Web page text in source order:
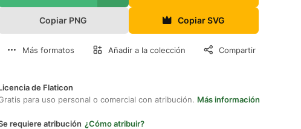
Copiar PNG Copiar SVG
Más formatos Añadir a la colección Compartir
de Flaticon
para uso personal o comercial con atribución. Más información
requiere atribución ¿Cómo atribuir?